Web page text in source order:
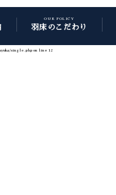
OUR POLICY
羽床のこだわり
single.php on line 12